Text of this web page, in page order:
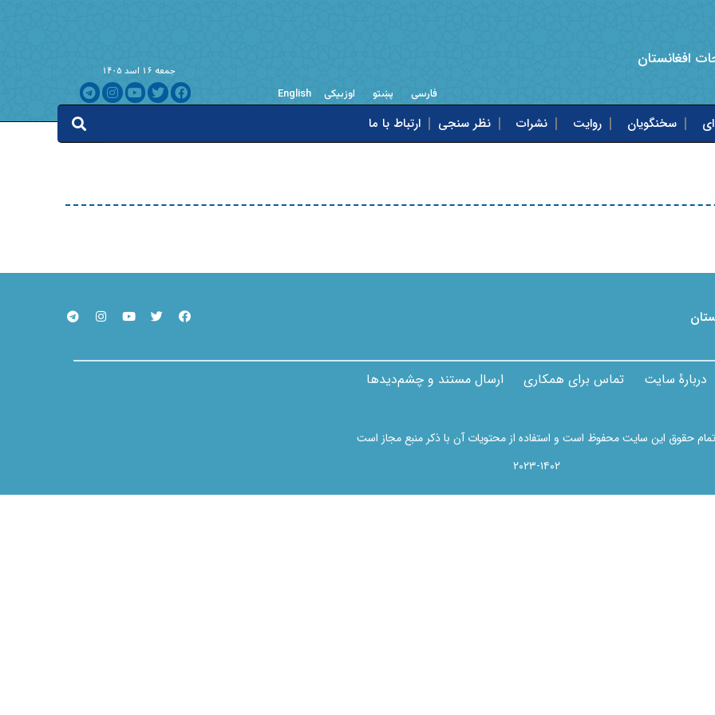
افغانستان
فارسی پښتو اوزبیکی English
جمعه ۱۶ اسد ۱۴۰۵
سخنگویان روایت نشرات نظر سنجی ارتباط با ما
دربارۀ سایت تماس برای همکاری ارسال مستند و چشم‌دیدها
تمام حقوق این سایت محفوظ است و استفاده از محتویات آن با ذکر منبع مجاز است
۲۰۲۳-۱۴۰۲